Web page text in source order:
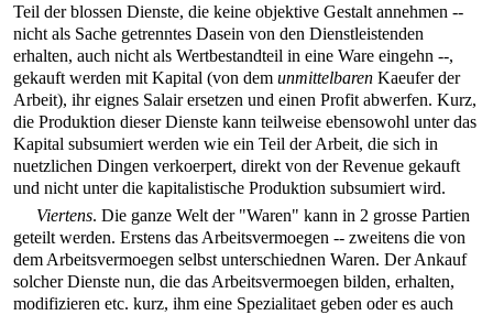
Teil der blossen Dienste, die keine objektive Gestalt annehmen --
nicht als Sache getrenntes Dasein von den Dienstleistenden
erhalten, auch nicht als Wertbestandteil in eine Ware eingehn --,
gekauft werden mit Kapital (von demunmittelbaren Kaeufer der
Arbeit), ihr eignes Salair ersetzen und einen Profit abwerfen. Kurz,
die Produktion dieser Dienste kann teilweise ebensowohl unter das
Kapital subsumiert werden wie ein Teil der Arbeit, die sich in
nuetzlichen Dingen verkoerpert, direkt von der Revenue gekauft
und nicht unter die kapitalistische Produktion subsumiert wird.
Viertens. Die ganze Welt der "Waren" kann in 2 grosse Partien
geteilt werden. Erstens das Arbeitsvermoegen -- zweitens die von
dem Arbeitsvermoegen selbst unterschiednen Waren. Der Ankauf
solcher Dienste nun, die das Arbeitsvermoegen bilden, erhalten,
modifizieren etc. kurz, ihm eine Spezialitaet geben oder es auch